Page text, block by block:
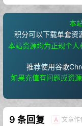
本
积分可以下载单套资
本站资源均为正规个
推荐使用谷歌
如果充值有问题或资
9 条回复 A 文章作